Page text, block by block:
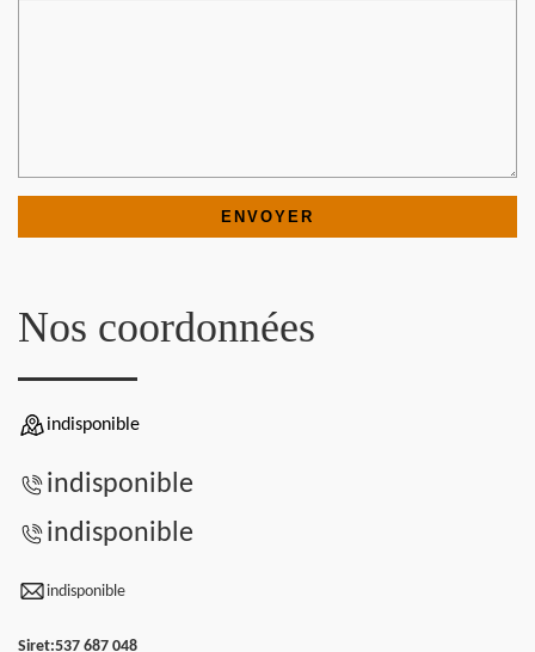
Nos coordonnées
indisponible
indisponible
indisponible
indisponible
Siret:537 687 048